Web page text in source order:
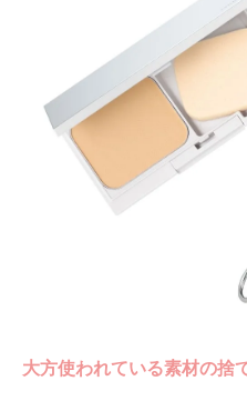
大方使われている素材の捨